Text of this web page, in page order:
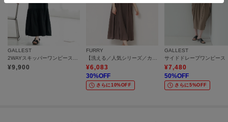
GALLEST
¥9,900
FURRY
¥6,083
30%OFF
さらに10%OFF
GALLEST
¥7,480
50%OFF
さらに5%OFF